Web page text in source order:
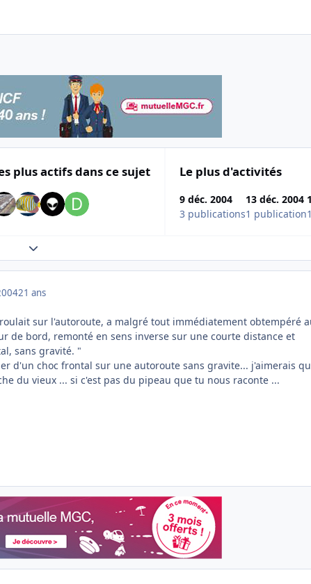
plus actifs dans ce sujet Le plus d'activités
9 déc. 2004
3 publications
13 déc. 2004
1 publication
Expand topic overview
21 ans
sur l'autoroute, a malgré tout immédiatement obtempéré
de bord, remonté en sens inverse sur une courte distance et
sans gravité. "
d'un choc frontal sur une autoroute sans gravite... j'aimerais
du vieux ... si c'est pas du pipeau que tu nous raconte ...